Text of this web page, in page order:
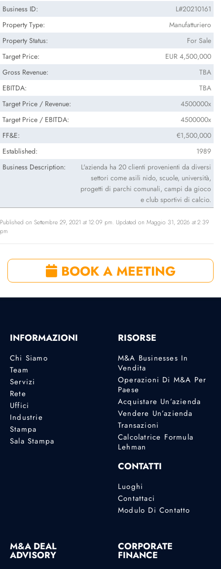
Business ID:
L#20210161
Property Type:
Manufatturiero
Property Status:
For Sale
Target Price:
EUR 4,500,000
Gross Revenue:
TBA
EBITDA:
TBA
Target Price / Revenue:
4500000x
Target Price / EBITDA:
4500000x
FF&E:
€1,500,000
Established:
1989
Business Description:
L'azienda ha 20 clienti provenienti da diversi
settori come asili nido, scuole, università,
progetti di parchi comunali, campi da gioco
e club sportivi di calcio.
Published on Settembre 29, 2021 at 12:09 pm. Updated on Maggio 31, 2026 at 2:39
pm
BOOK A MEETING
INFORMAZIONI
Chi Siamo
Team
Servizi
Rete
Uffici
Industrie
Stampa
Sala Stampa
RISORSE
M&A Businesses In
Vendita
Operazioni Di M&A Per
Paese
Acquistare Un’azienda
Vendere Un’azienda
Transazioni
Calcolatrice Formula
Lehman
CONTATTI
Luoghi
Contattaci
Modulo Di Contatto
M&A DEAL
ADVISORY
CORPORATE
FINANCE